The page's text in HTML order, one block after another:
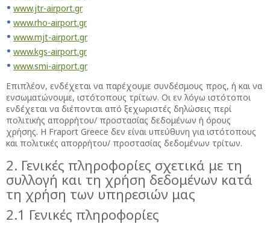
www.jtr-airport.gr
www.rho-airport.gr
www.mjt-airport.gr
www.kgs-airport.gr
www.smi-airport.gr
Επιπλέον, ενδέχεται να παρέχουμε συνδέσμους προς, ή και να
ενσωματώνουμε, ιστότοπους τρίτων. Οι εν λόγω ιστότοποι
ενδέχεται να διέπονται από ξεχωριστές δηλώσεις περί
πολιτικής απορρήτου/ προστασίας δεδομένων ή όρους
χρήσης. Η Fraport Greece δεν είναι υπεύθυνη για ιστότοπους
και πολιτικές απορρήτου/ προστασίας δεδομένων τρίτων.
2. Γενικές πληροφορίες σχετικά με τη
συλλογή και τη χρήση δεδομένων κατά
τη χρήση των υπηρεσιών μας
2.1 Γενικές πληροφορίες